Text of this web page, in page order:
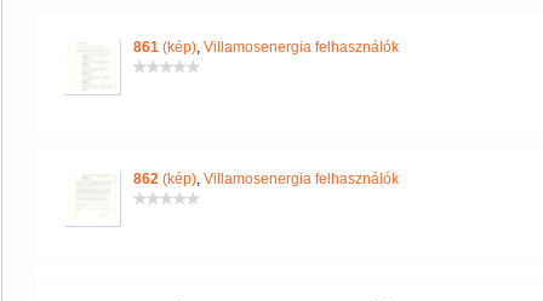
861 (kép), Villamosenergia felhasználók
862 (kép), Villamosenergia felhasználók